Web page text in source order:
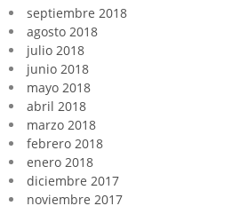
septiembre 2018
agosto 2018
julio 2018
junio 2018
mayo 2018
abril 2018
marzo 2018
febrero 2018
enero 2018
diciembre 2017
noviembre 2017